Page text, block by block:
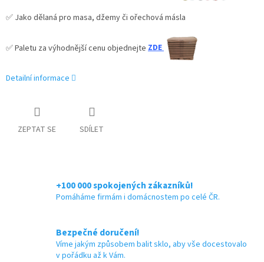
✅ Jako dělaná pro masa, džemy či ořechová másla
✅Paletu za výhodnější cenu objednejte ZDE
Detailní informace
ZEPTAT SE SDÍLET
+100 000 spokojených zákazníků!
Pomáháme firmám i domácnostem po celé ČR.
Bezpečné doručení!
Víme jakým způsobem balit sklo, aby vše docestovalo
v pořádku až k Vám.